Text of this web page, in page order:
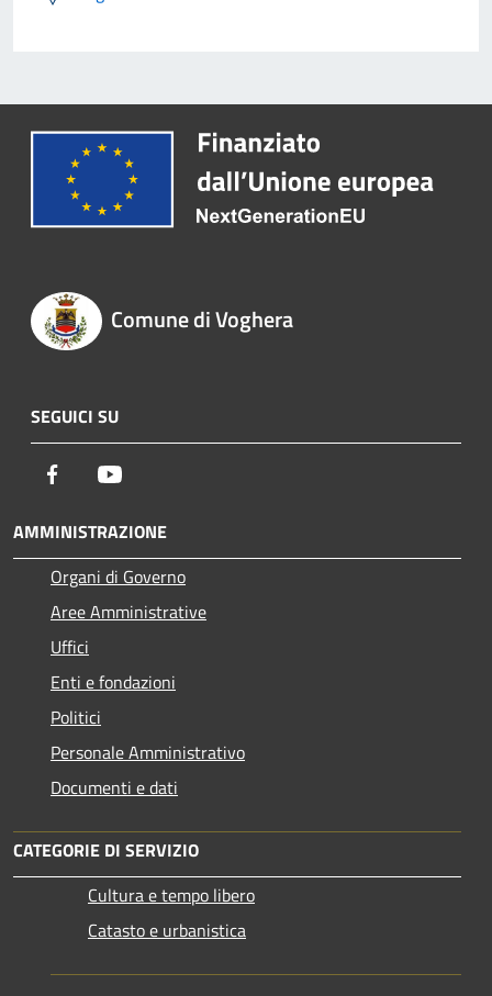
Comune di Voghera
SEGUICI SU
Facebook
AMMINISTRAZIONE
Organi di Governo
Aree Amministrative
Uffici
Enti e fondazioni
Politici
Personale Amministrativo
Documenti e dati
CATEGORIE DI SERVIZIO
Cultura e tempo libero
Catasto e urbanistica